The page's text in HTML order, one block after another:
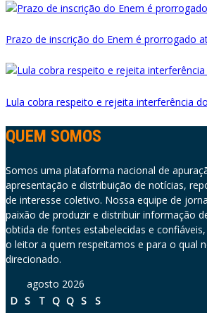
Prazo de inscrição do Enem é prorrogado
Lula cobra respeito e rejeita interferência
QUEM SOMOS
Somos uma plataforma nacional de
apresentação e distribuição de notícias,
de interesse coletivo. Nossa equipe de
paixão de produzir e distribuir informação
obtida de fontes estabelecidas e
o leitor a quem respeitamos e para o qual
direcionado.
agosto 2026
D S T Q Q S
S